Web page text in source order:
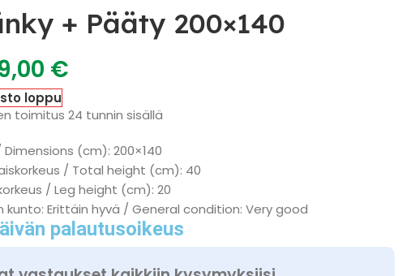
+ Pääty 200×140
€
loppu
toimitus 24 tunnin sisällä
(cm): 200×140
/ Total height (cm): 40
/ Leg height (cm): 20
kunto: Erittäin hyvä / General condition: Very good
palautusoikeus